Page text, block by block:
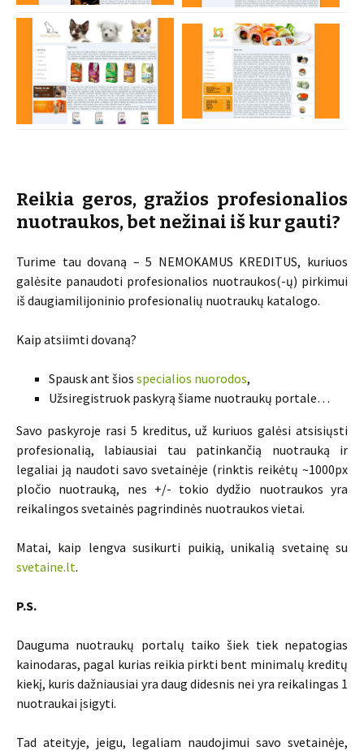
Reikia geros, gražios profesionalios
nuotraukos, bet nežinai iš kur gauti?
Turime tau dovaną – 5 NEMOKAMUS KREDITUS, kuriuos
galėsite panaudoti profesionalios nuotraukos(-ų) pirkimui
iš daugiamilijoninio profesionalių nuotraukų katalogo.
Kaip atsiimti dovaną?
Spausk ant šios specialios nuorodos,
Užsiregistruok paskyrą šiame nuotraukų portale…
Savo paskyroje rasi 5 kreditus, už kuriuos galėsi atsisiųsti
profesionalią, labiausiai tau patinkančią nuotrauką ir
legaliai ją naudoti savo svetainėje (rinktis reikėtų ~1000px
pločio nuotrauką, nes +/- tokio dydžio nuotraukos yra
reikalingos svetainės pagrindinės nuotraukos vietai.
Matai, kaip lengva susikurti puikią, unikalią svetainę su
svetaine.lt.
P.S.
Dauguma nuotraukų portalų taiko šiek tiek nepatogias
kainodaras, pagal kurias reikia pirkti bent minimalų kreditų
kiekį, kuris dažniausiai yra daug didesnis nei yra reikalingas 1
nuotraukai įsigyti.
Tad ateityje, jeigu, legaliam naudojimui savo svetainėje,